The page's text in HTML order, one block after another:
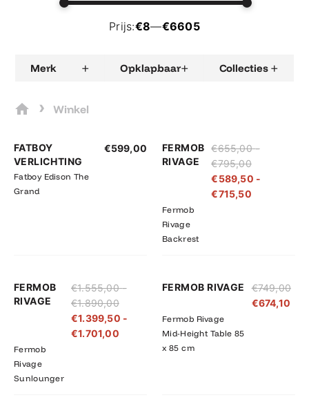
Prijs:€8—€6605
Merk + Opklapbaar+ Collecties +
› Winkel
FATBOY
VERLICHTING
Fatboy Edison The
Grand
€599,00
FERMOB
RIVAGE
Fermob
Rivage
Backrest
€655,00 -
€795,00
€655,00
tot
€795,00
€589,50 -
€715,50
€589,50
tot
€715,50
FERMOB
RIVAGE
Fermob
Rivage
Sunlounger
€1.555,00 -
€1.890,00
€1.555,00
tot
€1.890,00
€1.399,50 -
€1.701,00
€1.399,50
tot
€1.701,00
FERMOB RIVAGE
Fermob Rivage
Mid-Height Table 85
x 85 cm
€749,00
€674,10